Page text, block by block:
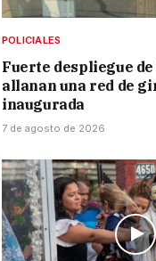
POLICIALES
Fuerte despliegue
allanan una red de
inaugurada
7 de agosto de 2026